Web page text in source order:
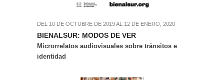
DEL 10 DE OCTUBRE DE 2019 AL 12 DE ENERO, 2020
BIENALSUR: MODOS DE VER
Microrrelatos audiovisuales sobre tránsitos e
identidad